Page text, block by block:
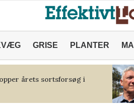
GRISE PLANTER
årets sortsforsøg i